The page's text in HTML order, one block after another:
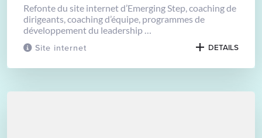
Site internet
Refonte du site internet d’Emerging Step, coaching de
dirigeants, coaching d’équipe, programmes de
développement du leadership …
DETAILS